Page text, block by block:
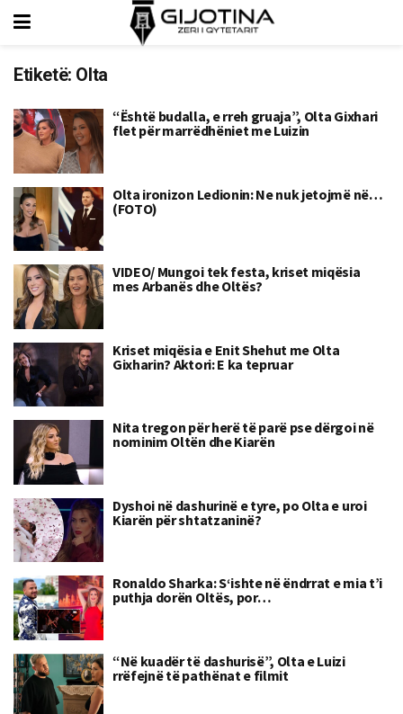
Etiketë: Olta
“Është budalla, e rreh gruaja”, Olta Gixhari
flet për marrëdhëniet me Luizin
Olta ironizon Ledionin: Ne nuk jetojmë në…
(FOTO)
VIDEO/ Mungoi tek festa, kriset miqësia
mes Arbanës dhe Oltës?
Kriset miqësia e Enit Shehut me Olta
Gixharin? Aktori: E ka tepruar
Nita tregon për herë të parë pse dërgoi në
nominim Oltën dhe Kiarën
Dyshoi në dashurinë e tyre, po Olta e uroi
Kiarën për shtatzaninë?
Ronaldo Sharka: S‘ishte në ëndrrat e mia t’i
puthja dorën Oltës, por…
“Në kuadër të dashurisë”, Olta e Luizi
rrëfejnë të pathënat e filmit